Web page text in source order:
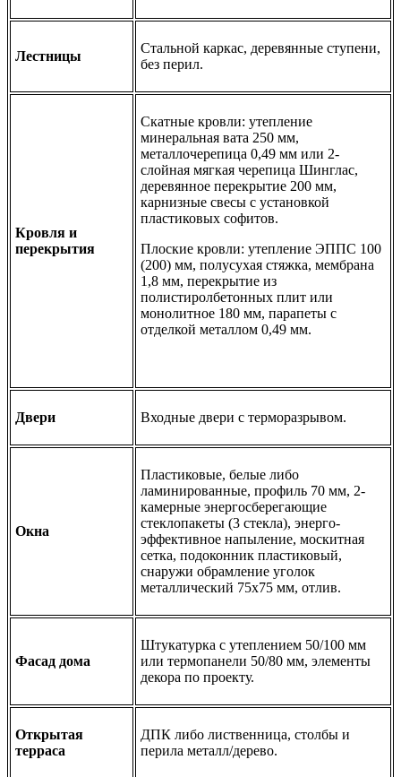
Лестницы
Стальной каркас, деревянные ступени,
без перил.
Кровля и
перекрытия
Скатные кровли: утепление
минеральная вата 250 мм,
металлочерепица 0,49 мм или 2-
слойная мягкая черепица Шинглас,
деревянное перекрытие 200 мм,
карнизные свесы с установкой
пластиковых софитов.
Плоские кровли: утепление ЭППС 100
(200) мм, полусухая стяжка, мембрана
1,8 мм, перекрытие из
полистиролбетонных плит или
монолитное 180 мм, парапеты с
отделкой металлом 0,49 мм.
Двери Входные двери с терморазрывом.
Окна
Пластиковые, белые либо
ламинированные, профиль 70 мм, 2-
камерные энергосберегающие
стеклопакеты (3 стекла), энерго-
эффективное напыление, москитная
сетка, подоконник пластиковый,
снаружи обрамление уголок
металлический 75х75 мм, отлив.
Фасад дома
Штукатурка с утеплением 50/100 мм
или термопанели 50/80 мм, элементы
декора по проекту.
Открытая
терраса
ДПК либо лиственница, столбы и
перила металл/дерево.